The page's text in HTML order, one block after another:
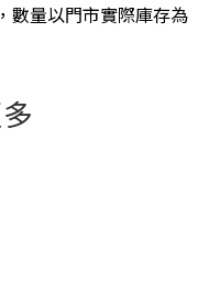
數量以門市實際庫存為